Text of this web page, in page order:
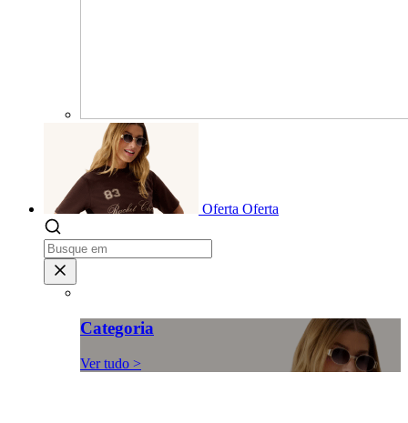
Oferta Oferta
Categoria
Ver tudo >